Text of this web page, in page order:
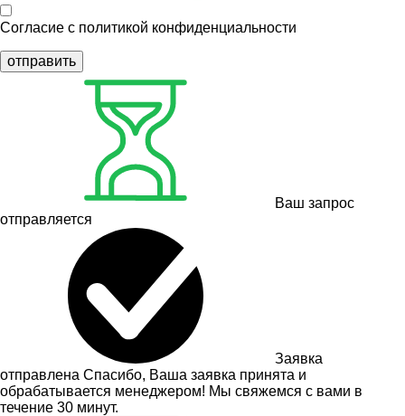
Согласие с политикой конфиденциальности
отправить
Ваш запрос
отправляется
Заявка
отправлена Спасибо, Ваша заявка принята и
обрабатывается менеджером! Мы свяжемся с вами в
течение 30 минут.